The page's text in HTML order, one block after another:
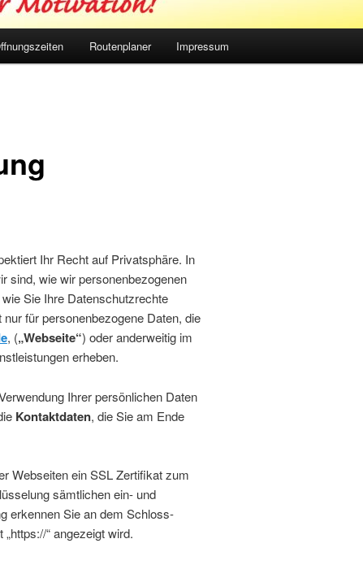
Routenplaner Impressum
Ihr Recht auf Privatsphäre. In
sind, wie wir personenbezogenen
Sie Ihre Datenschutzrechte
für personenbezogene Daten, die
, („Webseite“) oder anderweitig im
erheben.
Ihrer persönlichen Daten
Kontaktdaten, die Sie am Ende
Webseiten ein SSL Zertifikat zum
sämtlichen ein- und
erkennen Sie an dem Schloss-
“ angezeigt wird.